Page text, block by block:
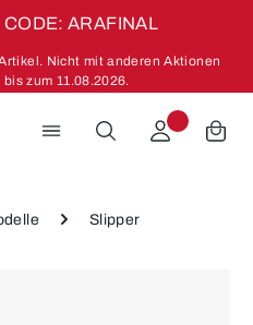
CODE: ARAFINAL
Nicht mit anderen Aktionen
zum 11.08.2026.
Slipper